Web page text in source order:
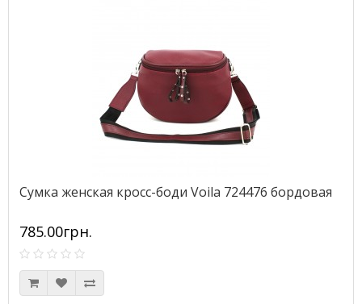
Сумка женская кросс-боди Voila 724476 бордовая
785.00грн.